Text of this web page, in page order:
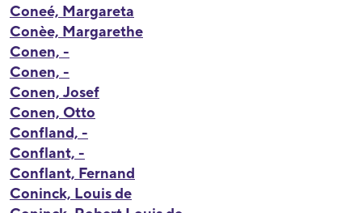
Coneé, Margareta
Conèe, Margarethe
Conen, -
Conen, -
Conen, Josef
Conen, Otto
Confland, -
Conflant, -
Conflant, Fernand
Coninck, Louis de